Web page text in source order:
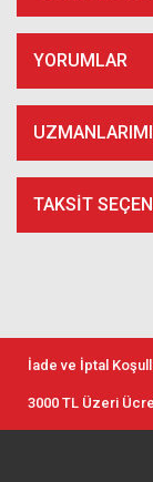
YORUMLAR
TAKSIT
İade ve İptal
3000 TL Üzeri